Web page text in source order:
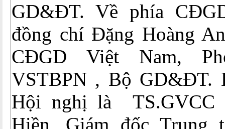
GD&ĐT. Về phía
đồng chí Đặng Hoàng
CĐGD Việt Nam,
VSTBPN , Bộ GD&ĐT.
Hội nghị là TS.GVCC
Hiền, Giám đốc Trung